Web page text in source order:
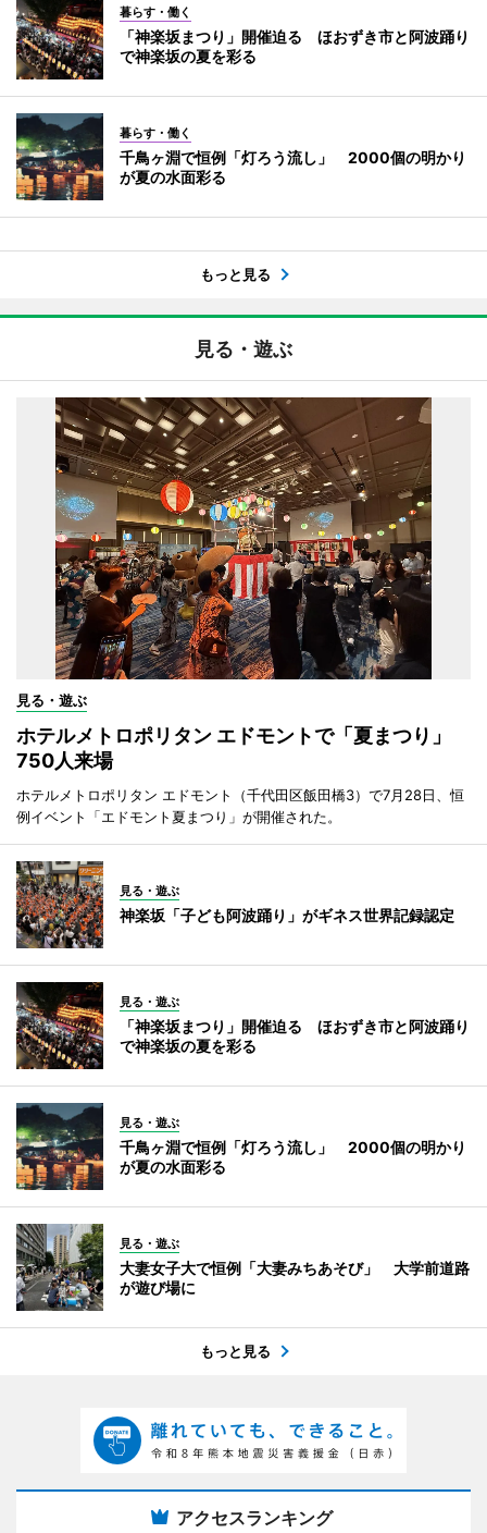
暮らす・働く
「神楽坂まつり」開催迫る ほおずき市と阿波踊り
で神楽坂の夏を彩る
暮らす・働く
千鳥ヶ淵で恒例「灯ろう流し」 2000個の明かり
が夏の水面彩る
もっと見る
見る・遊ぶ
見る・遊ぶ
ホテルメトロポリタン エドモントで「夏まつり」
750人来場
ホテルメトロポリタン エドモント（千代田区飯田橋3）で7月28日、恒
例イベント「エドモント夏まつり」が開催された。
見る・遊ぶ
神楽坂「子ども阿波踊り」がギネス世界記録認定
見る・遊ぶ
「神楽坂まつり」開催迫る ほおずき市と阿波踊り
で神楽坂の夏を彩る
見る・遊ぶ
千鳥ヶ淵で恒例「灯ろう流し」 2000個の明かり
が夏の水面彩る
見る・遊ぶ
大妻女子大で恒例「大妻みちあそび」 大学前道路
が遊び場に
もっと見る
アクセスランキング